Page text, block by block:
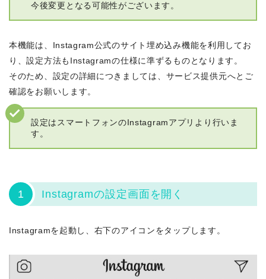
今後変更となる可能性がございます。
本機能は、Instagram公式のサイト埋め込み機能を利用してお
り、設定方法もInstagramの仕様に準ずるものとなります。
そのため、設定の詳細につきましては、サービス提供元へとご
確認をお願いします。
設定はスマートフォンのInstagramアプリより行いま
す。
1 Instagramの設定画面を開く
Instagramを起動し、右下のアイコンをタップします。